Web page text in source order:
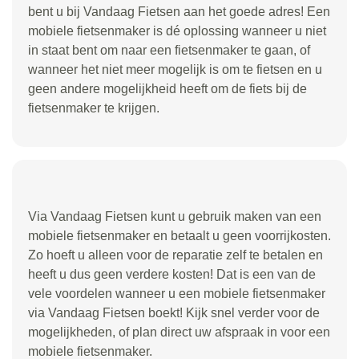
bent u bij Vandaag Fietsen aan het goede adres! Een
mobiele fietsenmaker is dé oplossing wanneer u niet
in staat bent om naar een fietsenmaker te gaan, of
wanneer het niet meer mogelijk is om te fietsen en u
geen andere mogelijkheid heeft om de fiets bij de
fietsenmaker te krijgen.
Via Vandaag Fietsen kunt u gebruik maken van een
mobiele fietsenmaker en betaalt u geen voorrijkosten.
Zo hoeft u alleen voor de reparatie zelf te betalen en
heeft u dus geen verdere kosten! Dat is een van de
vele voordelen wanneer u een mobiele fietsenmaker
via Vandaag Fietsen boekt! Kijk snel verder voor de
mogelijkheden, of plan direct uw afspraak in voor een
mobiele fietsenmaker.